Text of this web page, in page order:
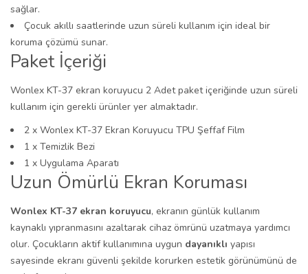
sağlar.
Çocuk akıllı saatlerinde uzun süreli kullanım için ideal bir
koruma çözümü sunar.
Paket İçeriği
Wonlex KT-37 ekran koruyucu 2 Adet paket içeriğinde uzun süreli
kullanım için gerekli ürünler yer almaktadır.
2 x Wonlex KT-37 Ekran Koruyucu TPU Şeffaf Film
1 x Temizlik Bezi
1 x Uygulama Aparatı
Uzun Ömürlü Ekran Koruması
Wonlex KT-37 ekran koruyucu, ekranın günlük kullanım
kaynaklı yıpranmasını azaltarak cihaz ömrünü uzatmaya yardımcı
olur. Çocukların aktif kullanımına uygun dayanıklı yapısı
sayesinde ekranı güvenli şekilde korurken estetik görünümünü de